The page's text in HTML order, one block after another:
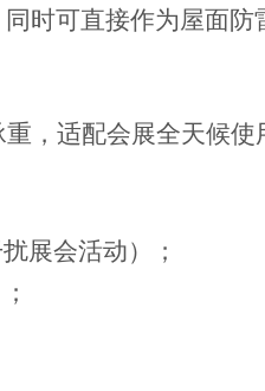
时可直接作为屋面防
，适配会展全天候使
展会活动）；